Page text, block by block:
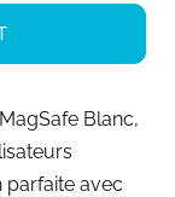
Blanc,
parfaite avec